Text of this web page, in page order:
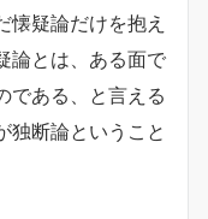
懐疑論だけを抱え
論とは、ある面で
である、と言える
独断論ということ